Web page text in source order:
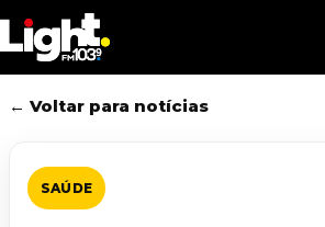
to
main
content
← Voltar para notícias
SAÚDE